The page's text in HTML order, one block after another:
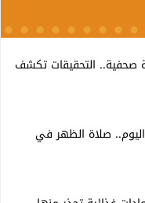
صحفية.. التحقيقات تكشف
صلاة الظهر في